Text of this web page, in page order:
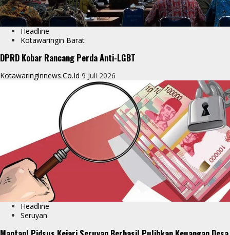
Headline
Kotawaringin Barat
DPRD Kobar Rancang Perda Anti-LGBT
Kotawaringinnews.co.id 9 Juli 2026
Headline
Seruyan